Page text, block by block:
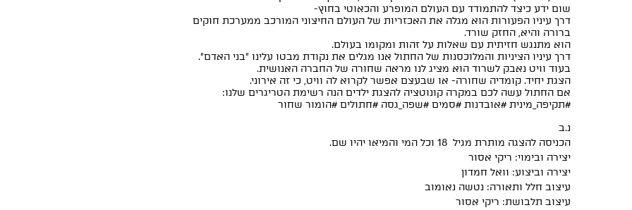
שום ידע כיצד להתמודד עם העולם המופרע והכאוטי בחוץ-
דרך עיניו הפעורות הוא מגלה את האכזריות של העולם החיצוני המורכב ממערכת חוקים
ברורה והיא, החזק שורד.
הוא מתנגש חזיתית עם שאלות על זהות ומקומו בעולם.
דרך עיניו הציניות והמלוכסנות של החתול אנו מגלים את נקודת מבטו עלינו ״בני האדם״.
בעוד וויט נאבק לשרוד הוא מציג לנו מראה שחורה של החברה האנושית.
הצגת יחיד. קומדיה שחורה- או שבעצם אפשר לקרוא לה וויט, כי זה אירוני.
אם החתול עשה לכם במקרה קונוטציה להצגת ילדים הנה רשימת הטריגרים שלנו:
#תקיפה_מינית #אובדנות #סמים #שפה_גסה #חתולים #הומור שחור
נ.ב
הכניסה להצגה מותרת מגיל 18 וכל המי והמיאו יהיו שם.
יצירה ובימוי: ריקי אסור
יצירה וביצוע: וואל חמדון
עיצוב חלל ותאורה: נטשה נאומוב
עיצוב תלבושת: ריקי אסור